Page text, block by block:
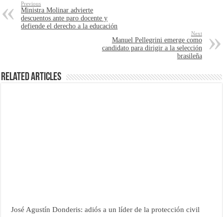
Previous
Ministra Molinar advierte
descuentos ante paro docente y
defiende el derecho a la educación
Next
Manuel Pellegrini emerge como
candidato para dirigir a la selección
brasileña
Related Articles
José Agustín Donderis: adiós a un líder de la protección civil